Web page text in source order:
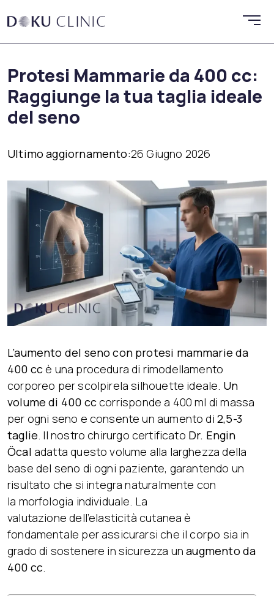
Protesi Mammarie da 400 cc:
Raggiunge la tua taglia ideale
del seno
Ultimo aggiornamento:26 Giugno 2026
L’aumento del seno con protesi mammarie da
400 ccè una procedura di rimodellamento
corporeo per scolpirela silhouette ideale. Un
volume di 400 cccorrisponde a 400 ml di massa
per ogni seno e consente un aumento di2,5-3
taglie. Il nostro chirurgo certificato Dr. Engin
Öcal adatta questo volume alla larghezza della
base del seno di ogni paziente, garantendo un
risultato che si integra naturalmente con
la morfologia individuale. La
valutazione dell’elasticità cutanea è
fondamentale per assicurarsi che il corpo sia in
grado di sostenere in sicurezza unaugmento da
400 cc.